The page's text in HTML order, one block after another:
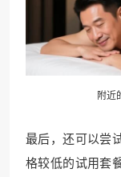
附近
最后，还可以尝
格较低的试用套